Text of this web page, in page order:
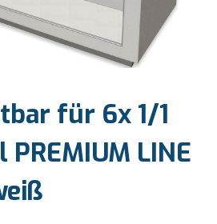
für 6x 1/1
PREMIUM LINE